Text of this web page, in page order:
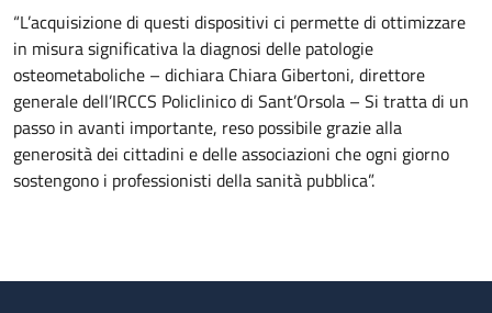
“L’acquisizione di questi dispositivi ci permette di ottimizzare
in misura significativa la diagnosi delle patologie
osteometaboliche – dichiara Chiara Gibertoni, direttore
generale dell’IRCCS Policlinico di Sant’Orsola – Si tratta di un
passo in avanti importante, reso possibile grazie alla
generosità dei cittadini e delle associazioni che ogni giorno
sostengono i professionisti della sanità pubblica”.